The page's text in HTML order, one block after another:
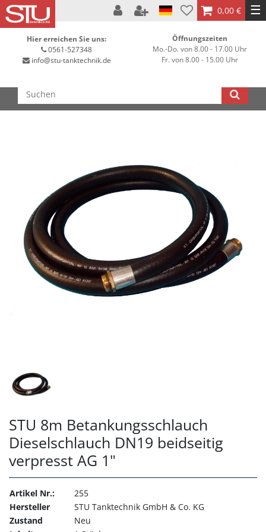
0,00 € ☰
Hier erreichen Sie uns:
0561-527348
info@stu-tanktechnik.de
Öffnungszeiten
Mo.-Do. von 8.00 - 17.00 Uhr
Fr. von 8.00 - 15.00 Uhr
STU 8m Betankungsschlauch
Dieselschlauch DN19 beidseitig
verpresst AG 1"
Artikel Nr.:
255
Hersteller
STU Tanktechnik GmbH & Co. KG
Zustand
Neu